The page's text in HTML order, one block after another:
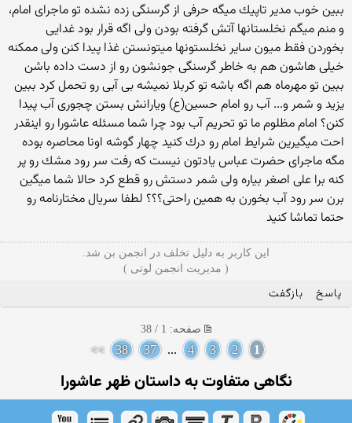
ببین خوب مدیر تاپیك میگه حرفی از گرسنگی زده نشده تو ماجرای امام،
و منم میگم نخلستانها آتش گرفته بودن ولی اگه قرار بود غدایی
بخوردن فقط میون سایر نخلستونها میتونستن غذا پیدا كنن ولی ممكنه
خیلی هاشون هم به خاطر گرسنگی جونشون رو از دست داده باشن
ببین تو مهرماه هم اگه باشه تو كربلا نمیشه بی آبی رو تحمل كرد ببین
یزید و شمر و... آب رو امام حسین(ع) ویارانش بستن چجوری آب پیدا
كنن؟ امام مظلوم ما تو تحریم آب بود چرا شما مسئله عاشورا رو اینقدر
احت میگیرین شرایط امام رو درك كنید چهار گوشه اونا محاصره بوده
مگه ماجرای حضرت عباس یادتون نیست كه رفت سر رود مشك رو پر
كنه برا علی اصغر بیاره ولی شمر دستش رو قطع كرد حالا شما میگین
برن سر رود آب بخورن به همین راحتی؟؟؟ لطفا سریال مختارنامه رو
حتما تماشا كنید
این کاربر به دلیل تخلف در انجمن بن شد.
( مدیریت انجمن لوتی )
پاسخ بازگفت
صفحه: 1 / 38
1
2
3
4
...
37
38
>>
نگاهی متفاوت به داستان ظهر عاشورا